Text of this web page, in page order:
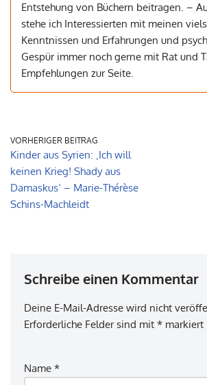
Entstehung von Büchern beitragen. –
stehe ich Interessierten mit meinen
Kenntnissen und Erfahrungen und
Gespür immer noch gerne mit Rat und
Empfehlungen zur Seite.
VORHERIGER BEITRAG
Kinder aus Syrien: ‚Ich will
keinen Krieg! Shady aus
Damaskus‘ – Marie-Thérèse
Schins-Machleidt
Schreibe einen Kommentar
Deine E-Mail-Adresse wird nicht
Erforderliche Felder sind mit * markiert
Name *